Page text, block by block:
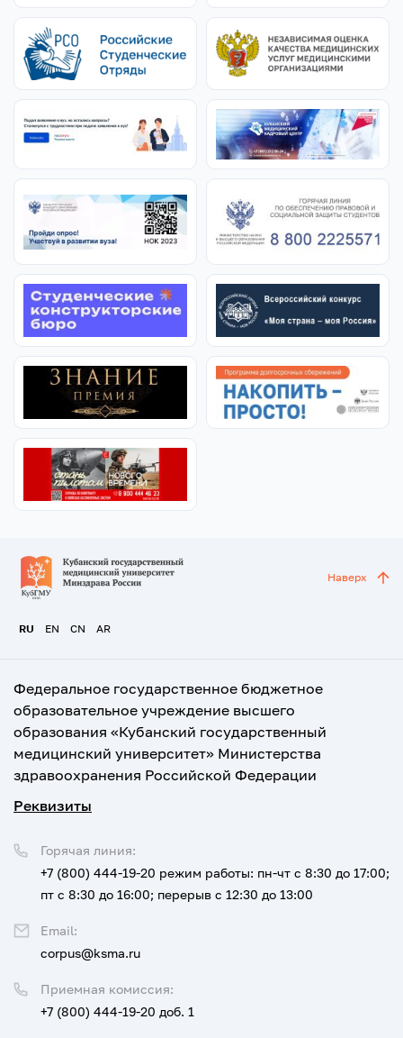
RU EN CN AR
Наверх
Федеральное государственное бюджетное
образовательное учреждение высшего
образования «Кубанский государственный
медицинский университет» Министерства
здравоохранения Российской Федерации
Реквизиты
Приемная комиссия:
+7 (800) 444-19-20 доб. 1
Горячая линия:
+7 (800) 444-19-20 режим работы: пн-чт с 8:30 до 17:00;
пт с 8:30 до 16:00; перерыв с 12:30 до 13:00
Email:
corpus@ksma.ru